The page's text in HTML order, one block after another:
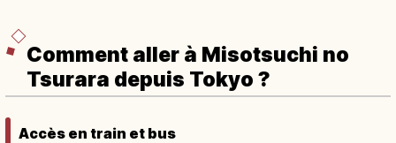
Comment aller à Misotsuchi no
Tsurara depuis Tokyo ?
Accès en train et bus